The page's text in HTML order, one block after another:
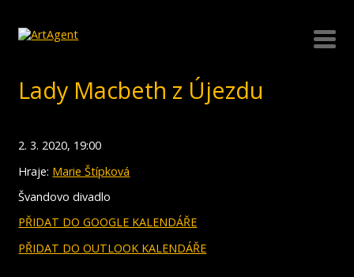
Lady Macbeth z Újezdu
2. 3. 2020, 19:00
Hraje: Marie Štípková
Švandovo divadlo
PŘIDAT DO GOOGLE KALENDÁŘE
PŘIDAT DO OUTLOOK KALENDÁŘE